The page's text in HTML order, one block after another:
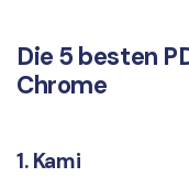
Rechtliches
Gesundheitswesen
Regierung
Bewertungen
Die 5 besten
Chrome
1. Kami